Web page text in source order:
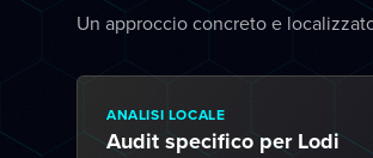
Un approccio concreto e
ANALISI LOCALE
Audit specifico per Lodi